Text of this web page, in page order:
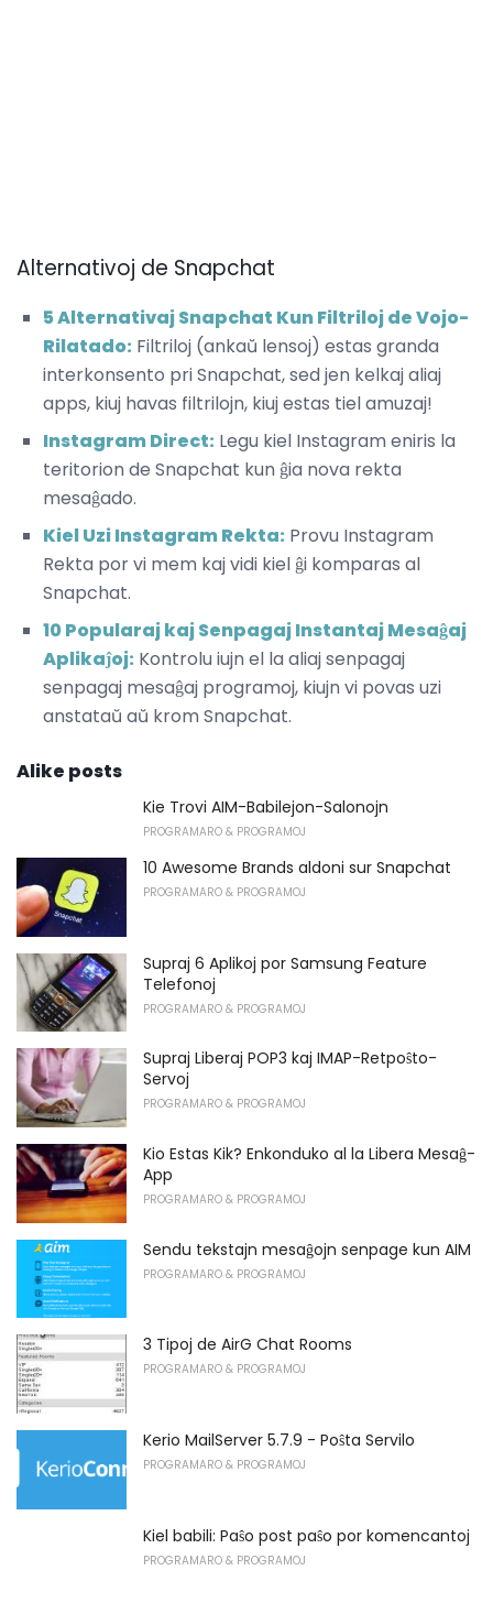
Alternativoj de Snapchat
5 Alternativaj Snapchat Kun Filtriloj de Vojo-
Rilatado: Filtriloj (ankaŭ lensoj) estas granda
interkonsento pri Snapchat, sed jen kelkaj aliaj
apps, kiuj havas filtrilojn, kiuj estas tiel amuzaj!
Instagram Direct: Legu kiel Instagram eniris la
teritorion de Snapchat kun ĝia nova rekta
mesaĝado.
Kiel Uzi Instagram Rekta: Provu Instagram
Rekta por vi mem kaj vidi kiel ĝi komparas al
Snapchat.
10 Popularaj kaj Senpagaj Instantaj Mesaĝaj
Aplikaĵoj: Kontrolu iujn el la aliaj senpagaj
senpagaj mesaĝaj programoj, kiujn vi povas uzi
anstataŭ aŭ krom Snapchat.
Alike posts
Kie Trovi AIM-Babilejon-Salonojn
PROGRAMARO & PROGRAMOJ
10 Awesome Brands aldoni sur Snapchat
PROGRAMARO & PROGRAMOJ
Supraj 6 Aplikoj por Samsung Feature
Telefonoj
PROGRAMARO & PROGRAMOJ
Supraj Liberaj POP3 kaj IMAP-Retpoŝto-
Servoj
PROGRAMARO & PROGRAMOJ
Kio Estas Kik? Enkonduko al la Libera Mesaĝ-
App
PROGRAMARO & PROGRAMOJ
Sendu tekstajn mesaĝojn senpage kun AIM
PROGRAMARO & PROGRAMOJ
3 Tipoj de AirG Chat Rooms
PROGRAMARO & PROGRAMOJ
Kerio MailServer 5.7.9 - Poŝta Servilo
PROGRAMARO & PROGRAMOJ
Kiel babili: Paŝo post paŝo por komencantoj
PROGRAMARO & PROGRAMOJ